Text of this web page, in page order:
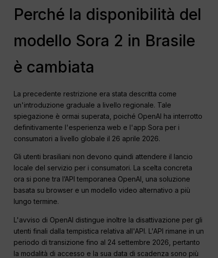
Perché la disponibilità del
modello Sora 2 in Brasile
è cambiata
La precedente restrizione era stata descritta come
un'introduzione graduale a livello regionale. Tale
spiegazione è ormai superata, poiché OpenAI ha interrotto
definitivamente l'esperienza web e l'app Sora per i
consumatori a livello globale il 26 aprile 2026.
Gli utenti brasiliani non devono quindi attendere il lancio
locale del servizio per i consumatori. La scelta concreta
ora si pone tra l’API temporanea OpenAI, una soluzione
basata su browser e un modello video alternativo a più
lungo termine.
L'avviso di OpenAI distingue inoltre la disattivazione per gli
utenti finali dalla tempistica relativa all'API. L'API rimane in un
periodo di transizione fino al 24 settembre 2026, pertanto
la modalità di accesso e la sua data di scadenza sono più